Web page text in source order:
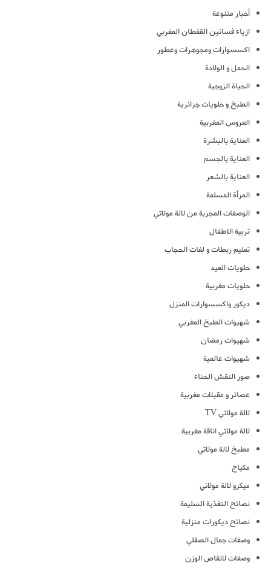
أخبار متنوعة
ازياء فساتين القفطان المغربي
اكسسوارات ومجوهرات وعطور
الحمل و الولادة
الحياة الزوجية
الطبخ و حلويات جزائرية
العروس المغربية
العناية بالبشرة
العناية بالجسم
العناية بالشعر
المرأة المسلمة
الوصفات المجربة من لالة مولاتي
تربية الاطفال
تعليم ربطات و لفات الحجاب
حلويات العيد
حلويات مغربية
ديكور واكسسوارات المنزل
شهيوات الطبخ المغربي
شهيوات رمضان
شهيوات عالمية
صور النقش الحناء
عصائر و مقبلات مغربية
لالة مولاتي TV
لالة مولاتي اناقة مغربية
مطبخ لالة مولاتي
مكياج
ميكرو لالة مولاتي
نصائح التغذية السليمة
نصائح ديكورات منزلية
وصفات جمال الصقلي
وصفات لانقاص الوزن